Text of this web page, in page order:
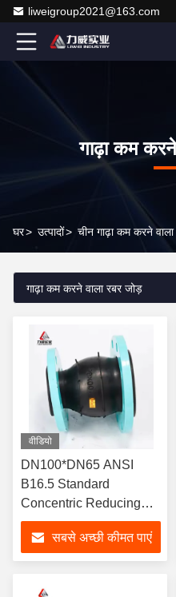
liweigroup2021@163.com
गाढ़ा कम
घर> उत्पादों> चीन गाढ़ा कम करने
गाढ़ा कम करने वाला रबर जोड़
वीडियो
DN100*DN65 ANSI
B16.5 Standard
Concentric Reducing
Rubber Joint Suitable
for Flange Connection
and Pressure 6-40bars
सबसे अच्छी कीमत पाएं